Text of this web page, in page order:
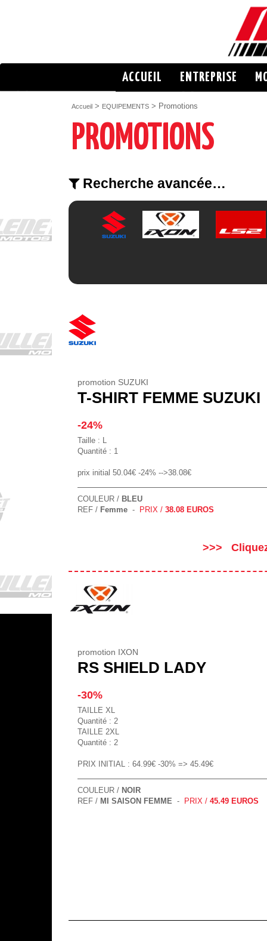
ACCUEIL ENTREPRISE
Accueil > EQUIPEMENTS > Promotions
PROMOTIONS
Recherche avancée…
promotion SUZUKI
T-SHIRT FEMME SUZUKI
-24%
Taille : L
Quantité : 1
prix initial 50.04€ -24% -->38.08€
COULEUR / BLEU
REF / Femme - PRIX / 38.08 EUROS
promotion IXON
RS SHIELD LADY
-30%
TAILLE XL
Quantité : 2
TAILLE 2XL
Quantité : 2
PRIX INITIAL : 64.99€ -30% => 45.49€
COULEUR / NOIR
REF / MI SAISON FEMME - PRIX / 45.49 EUROS